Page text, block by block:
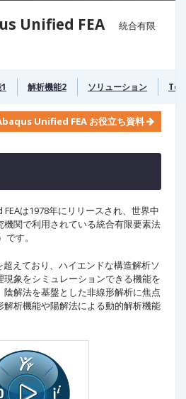
Unified FEA
統合有限
解析機能2 ソリューション
Unified FEA お役立ち資料
は1978年にリリースされ、世界中
関で利用されている統合有限要素法
す。
えており、ハイエンドな構造解析ソ
象をシミュレーションできる機能を
解法を基盤とした非線形解析に焦点
解析機能や陽解法による動的解析機能